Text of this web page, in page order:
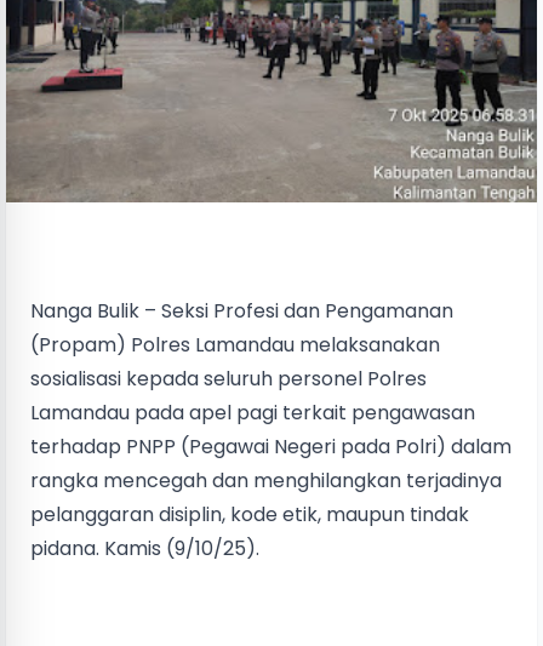
Nanga Bulik – Seksi Profesi dan Pengamanan
(Propam) Polres Lamandau melaksanakan
sosialisasi kepada seluruh personel Polres
Lamandau pada apel pagi terkait pengawasan
terhadap PNPP (Pegawai Negeri pada Polri) dalam
rangka mencegah dan menghilangkan terjadinya
pelanggaran disiplin, kode etik, maupun tindak
pidana. Kamis (9/10/25).